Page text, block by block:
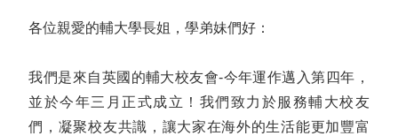
各位親愛的輔大學長姐，學弟妹們好：
我們是來自英國的輔大校友會-今年運作邁入第四年，
並於今年三月正式成立！我們致力於服務輔大校友
們，凝聚校友共識，讓大家在海外的生活能更加豐富